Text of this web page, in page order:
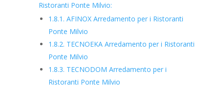
Ristoranti Ponte Milvio:
1.8.1. AFINOX Arredamento per i Ristoranti
Ponte Milvio
1.8.2. TECNOEKA Arredamento per i Ristoranti
Ponte Milvio
1.8.3. TECNODOM Arredamento per i
Ristoranti Ponte Milvio